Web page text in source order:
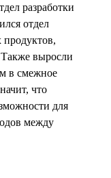
разработки
отдел
продуктов,
Также выросли
в смежное
что
для
между